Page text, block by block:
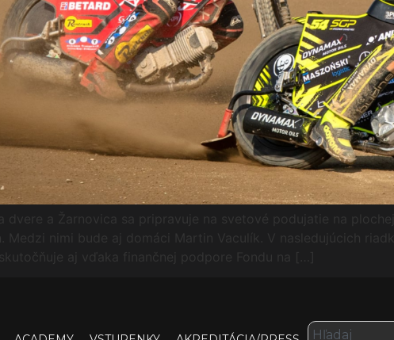
dvere a Žarnovica sa pripravuje na svetové podujatie na
Medzi nimi bude aj domáci Martin Vaculík. V nasledujúcich
aj vďaka finančnej podpore Fondu na […]